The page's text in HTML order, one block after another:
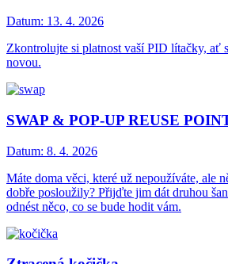
Datum: 13. 4. 2026
Zkontrolujte si platnost vaší PID lítačky, ať
novou.
SWAP & POP-UP REUSE
Datum: 8. 4. 2026
Máte doma věci, které už nepoužíváte, ale
dobře posloužily? Přijďte jim dát druhou
odnést něco, co se bude hodit vám.